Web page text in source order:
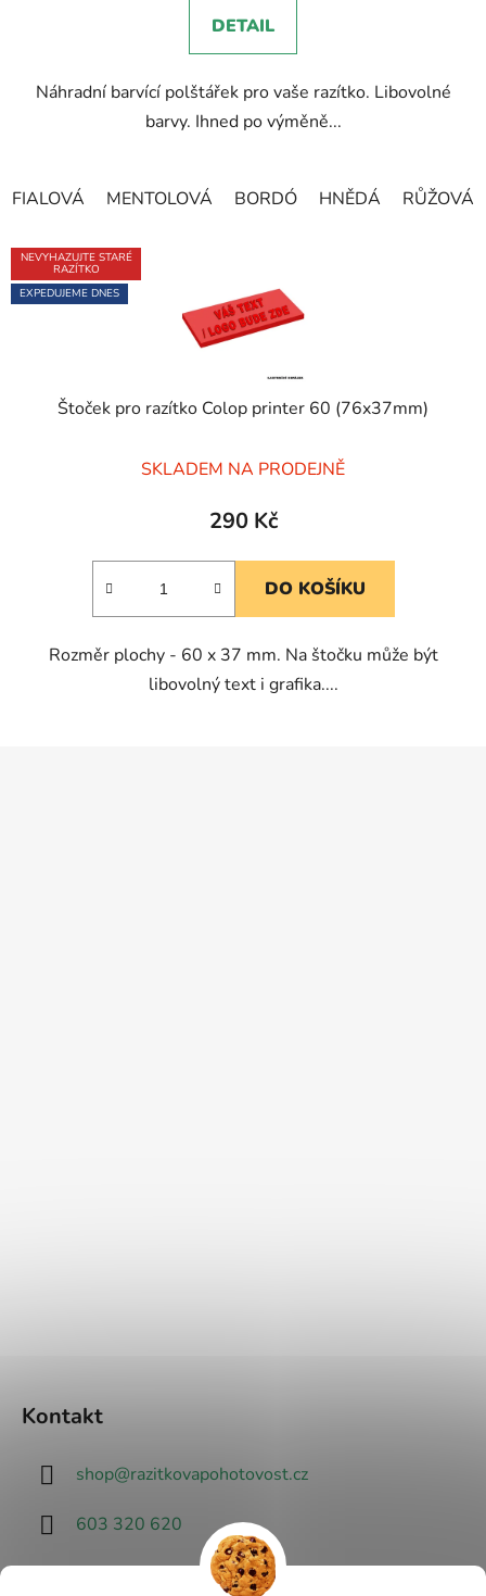
5,0
z
hvězdiček.
DETAIL
Náhradní barvící polštářek pro vaše razítko. Libovolné
barvy. Ihned po výměně...
FIALOVÁ MENTOLOVÁ BORDÓ HNĚDÁ RŮŽOVÁ
NEVYHAZUJTE STARÉ
RAZÍTKO
EXPEDUJEME DNES
Štoček pro razítko Colop printer 60 (76x37mm)
hodnocení
produktu
5,0
hvězdiček.
SKLADEM NA PRODEJNĚ
290 Kč
DO KOŠÍKU
Rozměr plochy - 60 x 37 mm. Na štočku může být
libovolný text i grafika....
Kontakt
shop@razitkovapohotovost.cz
603 320 620